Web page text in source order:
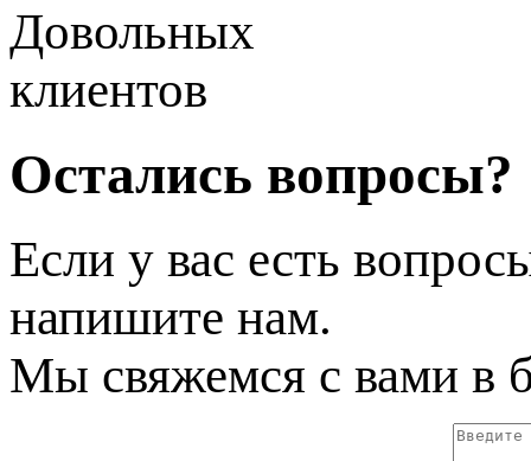
Довольных
клиентов
Остались вопросы?
Если у вас есть
напишите нам.
Мы свяжемся с вами в